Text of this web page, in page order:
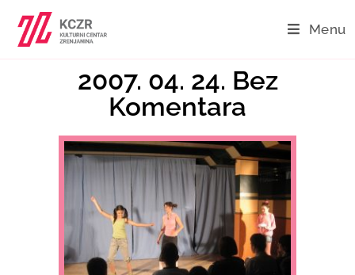
Menu
2007. 04. 24. Bez
Komentara